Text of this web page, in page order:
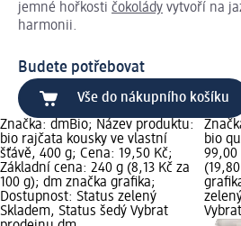
jemné hořkosti čokolády vytvoří na
harmonii.
Budete potřebovat
Vše do nákupního košíku
Značka: dmBio; Název produktu:
bio rajčata kousky ve vlastní
šťávě, 400 g; Cena: 19,50 Kč;
Základní cena: 240 g (8,13 Kč za
100 g); dm značka grafika;
Dostupnost: Status zelený
Skladem, Status šedý Vybrat
bio
99,00